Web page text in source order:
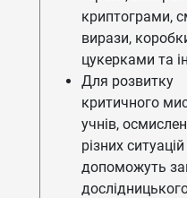
криптограми,
вирази,
цукерками та
Для розвитку
критичного
учнів,
різних ситуацій
допоможуть